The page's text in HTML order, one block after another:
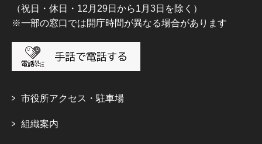
（祝日・休日・12月29日から1月3日を除く）
※一部の窓口では開庁時間が異なる場合があります
市役所アクセス・駐車場
組織案内